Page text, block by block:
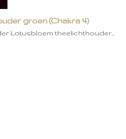
groen (Chakra 4)
Lotusbloem theelichthouder…